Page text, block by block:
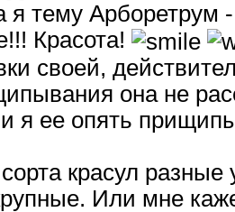
я тему Арборетрум
Красота!
своей,
она не
я ее опять
красул
Или мне